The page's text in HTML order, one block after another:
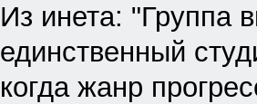
Из инета: "Группа
единственный
когда жанр